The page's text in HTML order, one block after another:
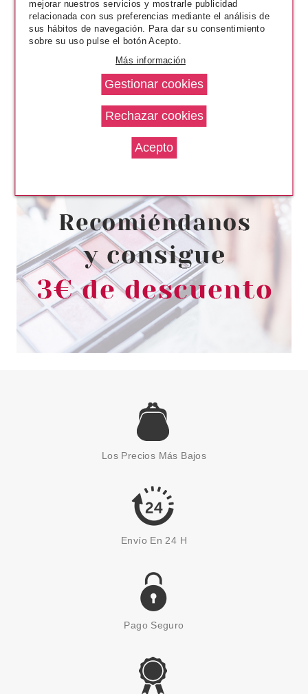
CATRICE
CATRICE ADVENT BEAUTY GIFT
LILAC GEM
Pvr 3.49€
-23%
desde
2.70€
CATRICE
CATRICE ILUMINADOR DELUXE
GLOW 010
4.25€
CATRICE
Los Precios Más Bajos
Envío En 24 H
Pago Seguro
mejorar nuestros servicios y mostrarle publicidad
relacionada con sus preferencias mediante el análisis de
sus hábitos de navegación. Para dar su consentimiento
sobre su uso pulse el botón Acepto.
Más información